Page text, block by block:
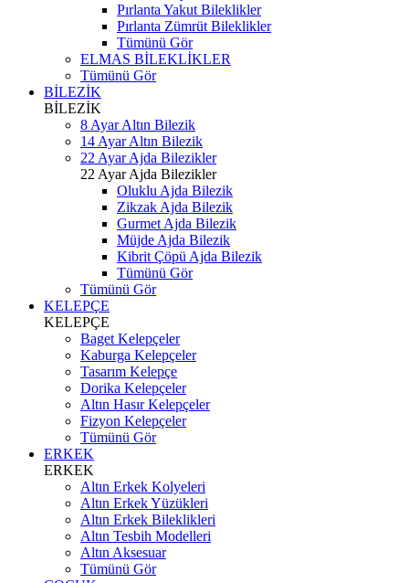
Pırlanta Yakut Bileklikler
Pırlanta Zümrüt Bileklikler
Tümünü Gör
ELMAS BİLEKLİKLER
Tümünü Gör
BİLEZİK
BİLEZİK
8 Ayar Altın Bilezik
14 Ayar Altın Bilezik
22 Ayar Ajda Bilezikler
22 Ayar Ajda Bilezikler
Oluklu Ajda Bilezik
Zikzak Ajda Bilezik
Gurmet Ajda Bilezik
Müjde Ajda Bilezik
Kibrit Çöpü Ajda Bilezik
Tümünü Gör
Tümünü Gör
KELEPÇE
KELEPÇE
Baget Kelepçeler
Kaburga Kelepçeler
Tasarım Kelepçe
Dorika Kelepçeler
Altın Hasır Kelepçeler
Fizyon Kelepçeler
Tümünü Gör
ERKEK
ERKEK
Altın Erkek Kolyeleri
Altın Erkek Yüzükleri
Altın Erkek Bileklikleri
Altın Tesbih Modelleri
Altın Aksesuar
Tümünü Gör